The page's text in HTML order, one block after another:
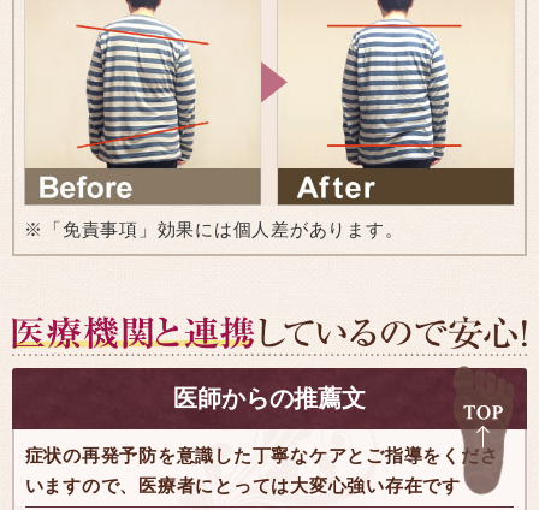
※「免責事項」効果には個人差があります。
医師からの推薦文
症状の再発予防を意識した丁寧なケアとご指導をくださ
いますので、医療者にとっては大変心強い存在です